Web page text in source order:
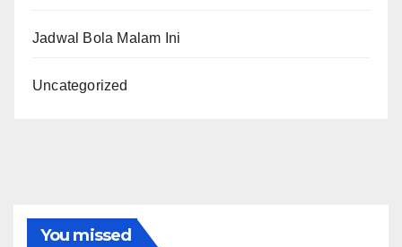
Jadwal Bola Malam Ini
Uncategorized
You missed